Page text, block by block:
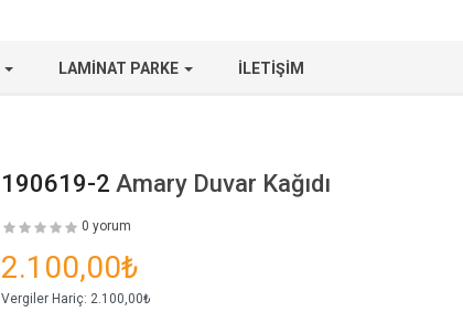
LAMINAT PARKE İLETIŞIM
190619-2 Amary Duvar Kağıdı
0 yorum
2.100,00₺
Vergiler Hariç: 2.100,00₺